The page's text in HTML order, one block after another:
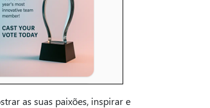
as suas paixões, inspirar e